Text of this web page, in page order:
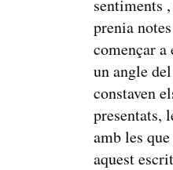
sentiments
prenia
començar a
un angle
constaven
presentats,
amb les
aquest